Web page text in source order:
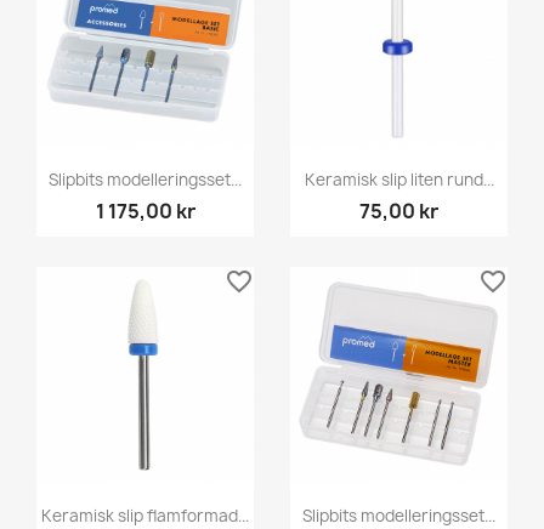
Slipbits modelleringsset...
1 175,00 kr
Keramisk slip liten rund...
75,00 kr
Keramisk slip flamformad...
favorite_border
Slipbits modelleringsset...
favorite_border